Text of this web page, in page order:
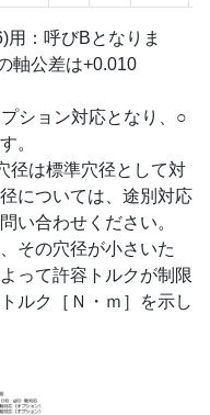
用：呼びBとなりま
軸公差は+0.010
ション対応となり、○
。
径は標準穴径として対
については、途別対応
い合わせください。
その穴径が小さいた
って許容トルクが制限
ルク［Ｎ・ｍ］を示し